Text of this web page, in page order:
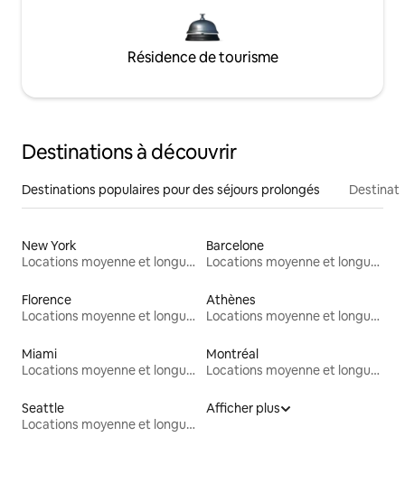
Résidence de tourisme
Destinations à découvrir
Destinations populaires pour des séjours prolongés
New York
Locations moyenne et longue durée
Barcelone
Locations moyenne et longue durée
Florence
Locations moyenne et longue durée
Athènes
Locations moyenne et longue durée
Miami
Locations moyenne et longue durée
Montréal
Locations moyenne et longue durée
Seattle
Locations moyenne et longue durée
Afficher plus